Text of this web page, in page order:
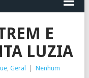
E
LUZIA
, Geral
Nenhum